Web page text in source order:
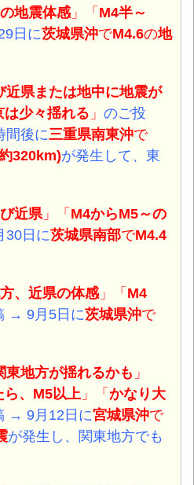
地震体感 」 「 M4半～
日に茨城県沖でM4.6の地
近県または地中に地震が
は少々揺れる 」 のご投
間後に三重県南東沖で
320km)が発生して、東
近県 」 「 M4からM5～の
30日に茨城県南部でM4.4
、近県の体感 」 「 M4
→ 9月5日に茨城県沖で
東地方が揺れるかも 」
ら、M5以上 」「 かなり大
→ 9月12日に宮城県沖で
が発生し、関東地方でも